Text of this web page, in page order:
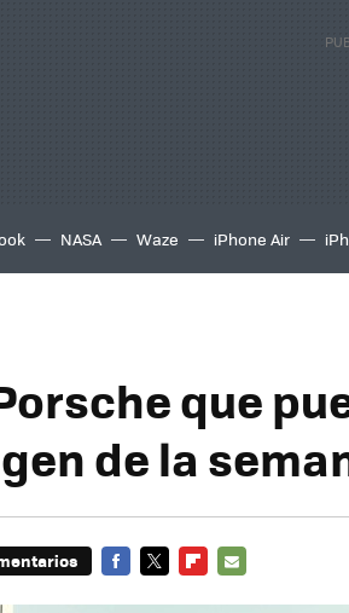
NASA Waze iPhone Air
que
de la